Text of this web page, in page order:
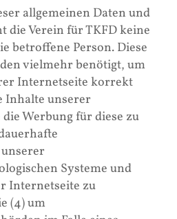
allgemeinen Daten und
die Verein für TKFD keine
betroffene Person. Diese
vielmehr benötigt, um
Internetseite korrekt
Inhalte unserer
Werbung für diese zu
Systeme und
Internetseite zu
(4) um